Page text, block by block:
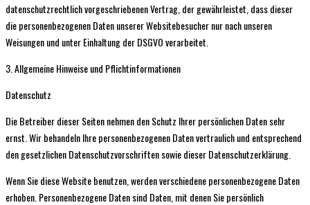
datenschutzrechtlich vorgeschriebenen Vertrag, der gewährleistet, dass dieser
die personenbezogenen Daten unserer Websitebesucher nur nach unseren
Weisungen und unter Einhaltung der DSGVO verarbeitet.
3. Allgemeine Hinweise und Pflicht­informationen
Datenschutz
Die Betreiber dieser Seiten nehmen den Schutz Ihrer persönlichen Daten sehr
ernst. Wir behandeln Ihre personenbezogenen Daten vertraulich und entsprechend
den gesetzlichen Datenschutzvorschriften sowie dieser Datenschutzerklärung.
Wenn Sie diese Website benutzen, werden verschiedene personenbezogene Daten
erhoben. Personenbezogene Daten sind Daten, mit denen Sie persönlich